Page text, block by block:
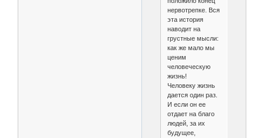
нервотрепке. Вся
эта история
наводит на
грустные мысли:
как же мало мы
ценим
человеческую
жизнь!
Человеку жизнь
дается один раз.
И если он ее
отдает на благо
людей, за их
будущее,